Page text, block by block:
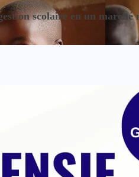
scolaire en un marché